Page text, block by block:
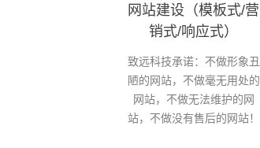
网站建设（模板式/营
销式/响应式）
致远科技承诺：不做形象丑
陋的网站，不做毫无用处的
网站，不做无法维护的网
站，不做没有售后的网站！